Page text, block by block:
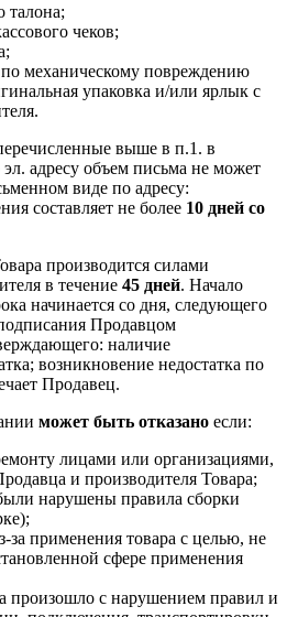
талона;
чеков;
механическому повреждению
упаковка и/или ярлык с
выше в п.1. в
адресу объем письма не может
виде по адресу:
составляет не более 10 дней со
производится силами
в течение 45 дней. Начало
начинается со дня, следующего
Продавцом
наличие
возникновение недостатка по
Продавец.
может быть отказано если:
лицами или организациями,
и производителя Товара;
нарушены правила сборки
применения товара с целью, не
сфере применения
произошло с нарушением правил и